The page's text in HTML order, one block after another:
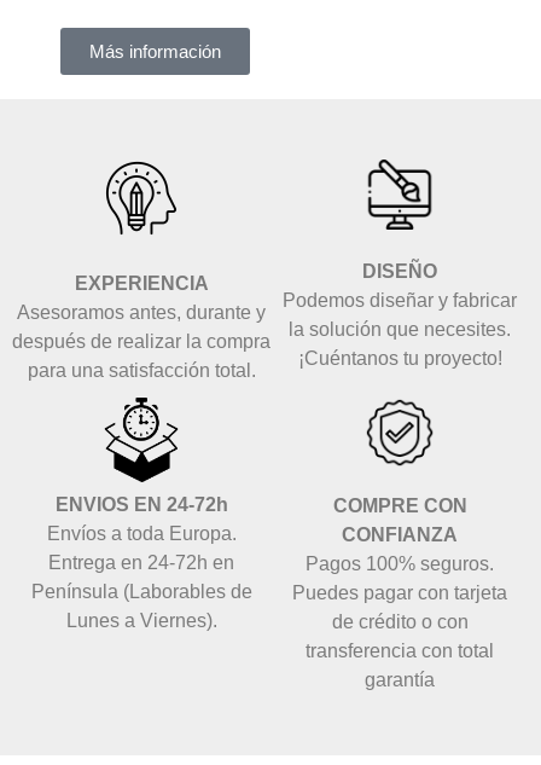
Más información
EXPERIENCIA
Asesoramos antes, durante y
después de realizar la compra
para una satisfacción total.
DISEÑO
Podemos diseñar y fabricar
la solución que necesites.
¡Cuéntanos tu proyecto!
ENVIOS EN 24-72h
Envíos a toda Europa.
Entrega en 24-72h en
Península (Laborables de
Lunes a Viernes).
COMPRE CON
CONFIANZA
Pagos 100% seguros.
Puedes pagar con tarjeta
de crédito o con
transferencia con total
garantía